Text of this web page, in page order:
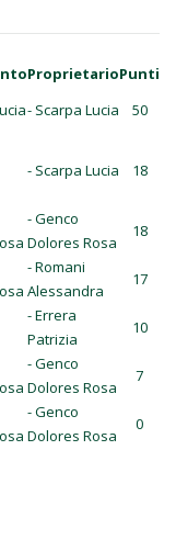
ProprietarioPunti
- Scarpa Lucia 50
- Scarpa Lucia 18
- Genco
Dolores Rosa
18
- Romani
Alessandra
17
- Errera
Patrizia
10
- Genco
Dolores Rosa
7
- Genco
Dolores Rosa
0